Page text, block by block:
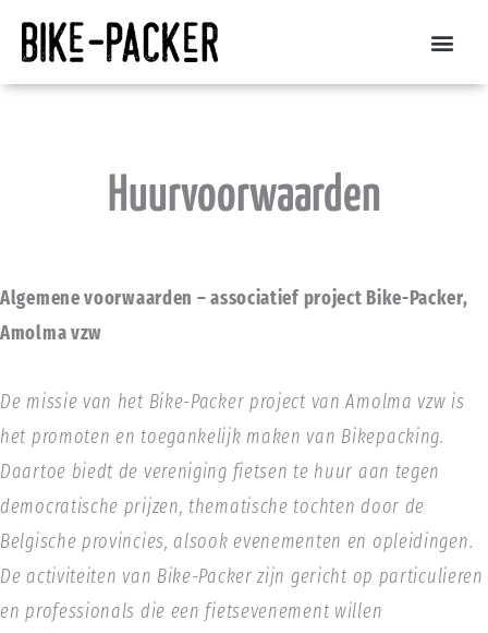
naar
Huurvoorwaarden
Algemenevoorwaarden – associatief project Bike-Packer,
Amolma vzw
De missie van het Bike-Packer project van Amolma vzw is
het promoten en toegankelijk maken van Bikepacking.
Daartoe biedt de vereniging fietsen te huur aan tegen
democratische prijzen, thematische tochten door de
Belgische provincies, alsook evenementen en opleidingen.
De activiteiten van Bike-Packer zijn gericht op particulieren
en professionals die een fietsevenement willen